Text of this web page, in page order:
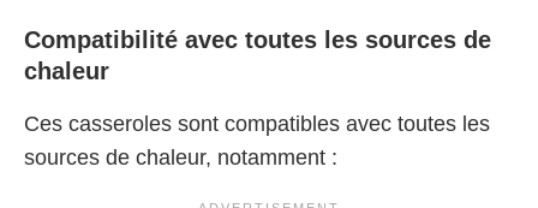
Compatibilité avec toutes les sources de
chaleur
Ces casseroles sont compatibles avec toutes les
sources de chaleur, notamment :